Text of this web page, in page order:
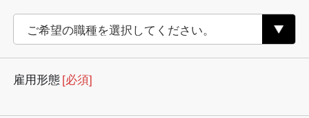
雇用形態 [必須]